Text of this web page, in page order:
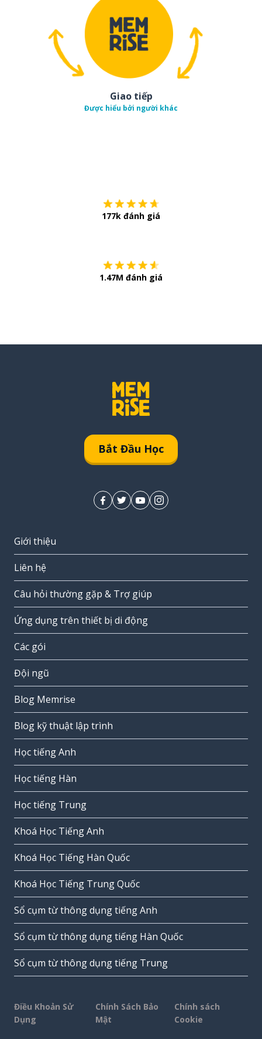
Giao tiếp
Được hiểu bởi người khác
177k đánh giá
1.47M đánh giá
Bắt Đầu Học
Giới thiệu
Liên hệ
Câu hỏi thường gặp & Trợ giúp
Ứng dụng trên thiết bị di động
Các gói
Đội ngũ
Blog Memrise
Blog kỹ thuật lập trình
Học tiếng Anh
Học tiếng Hàn
Học tiếng Trung
Khoá Học Tiếng Anh
Khoá Học Tiếng Hàn Quốc
Khoá Học Tiếng Trung Quốc
Sổ cụm từ thông dụng tiếng Anh
Sổ cụm từ thông dụng tiếng Hàn Quốc
Sổ cụm từ thông dụng tiếng Trung
Điều Khoản Sử
Dụng
Chính Sách Bảo
Mật
Chính sách
Cookie